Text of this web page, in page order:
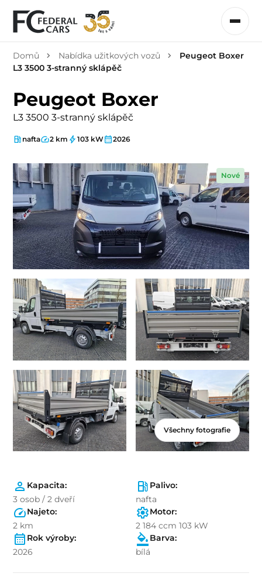
Domů Nabídka užitkových vozů
Peugeot Boxer
L3 3500 3-stranný sklápěč
Peugeot Boxer
L3 3500 3-stranný sklápěč
nafta 2 km 103 kW 2026
Nové
Všechny fotografie
Kapacita:
3 osob / 2 dveří
Palivo:
nafta
Najeto:
2 km
Motor:
2 184 ccm 103 kW
Rok výroby:
2026
Barva:
bílá